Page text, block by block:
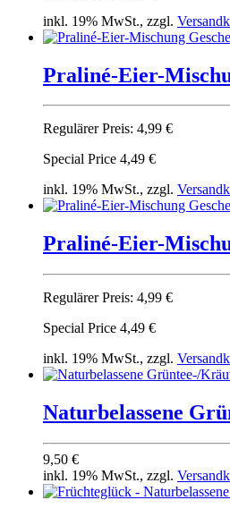
inkl. 19% MwSt., zzgl.
Praliné-Eier-
Regulärer Preis: 4,99 €
Special Price 4,49 €
inkl. 19% MwSt., zzgl.
Praliné-Eier-
Regulärer Preis: 4,99 €
Special Price 4,49 €
inkl. 19% MwSt., zzgl.
Naturbelassene
9,50 €
inkl. 19% MwSt., zzgl.